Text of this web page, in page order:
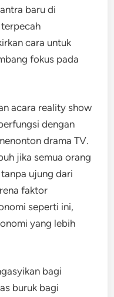
baru di
cara untuk
fokus pada
acara reality show
dengan
drama TV.
jika semua orang
ujung dari
faktor
seperti ini,
yang lebih
bagi
buruk bagi